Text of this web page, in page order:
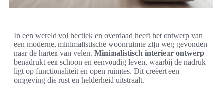
In een wereld vol hectiek en overdaad heeft het ontwerp van
een moderne, minimalistische woonruimte zijn weg gevonden
naar de harten van velen. Minimalistisch interieur ontwerp
benadrukt een schoon en eenvoudig leven, waarbij de nadruk
ligt op functionaliteit en open ruimtes. Dit creëert een
omgeving die rust en helderheid uitstraalt.